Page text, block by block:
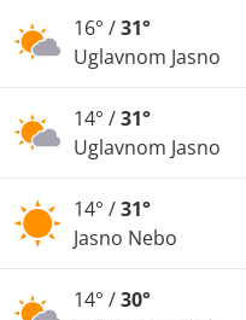
16° /31°
Uglavnom Jasno
14° /31°
Uglavnom Jasno
14° /31°
Jasno Nebo
14° /30°